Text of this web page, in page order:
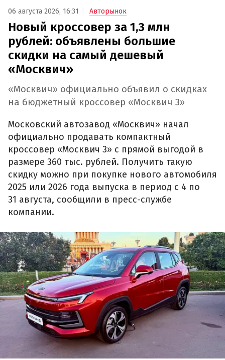
06 августа 2026, 16:31 Авторынок
Новый кроссовер за 1,3 млн
рублей: объявлены большие
скидки на самый дешевый
«Москвич»
«Москвич» официально объявил о скидках
на бюджетный кроссовер «Москвич 3»
Московский автозавод «Москвич» начал
официально продавать компактный
кроссовер «Москвич 3» с прямой выгодой в
размере 360 тыс. рублей. Получить такую
скидку можно при покупке нового автомобиля
2025 или 2026 года выпуска в период с 4 по
31 августа, сообщили в пресс-службе
компании.